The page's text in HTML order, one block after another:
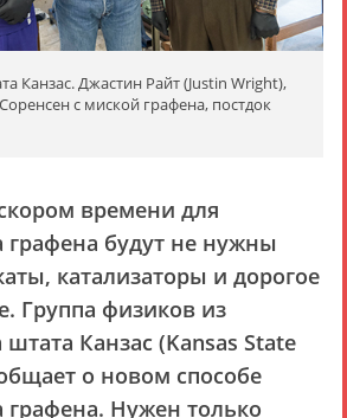
Канзас. Джастин Райт (Justin Wright),
с миской графена, постдок
времени для
графена будут не нужны
катализаторы и дорогое
Группа физиков из
штата Канзас (Kansas State
о новом способе
графена. Нужен только